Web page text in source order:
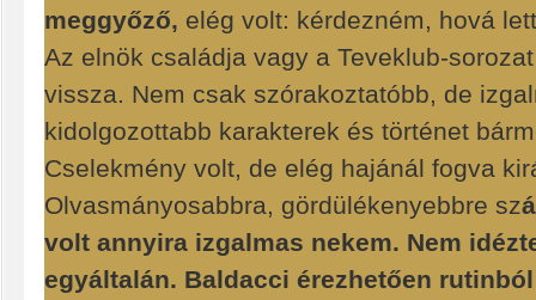
meggyőző, elég volt: kérdezném, hová
Az elnök családja vagy a Teveklub-
vissza. Nem csak szórakoztatóbb, de
kidolgozottabb karakterek és történet
Cselekmény volt, de elég hajánál fogva
Olvasmányosabbra, gördülékenyebbre sz
volt annyira izgalmas nekem. Nem
egyáltalán. Baldacci érezhetően